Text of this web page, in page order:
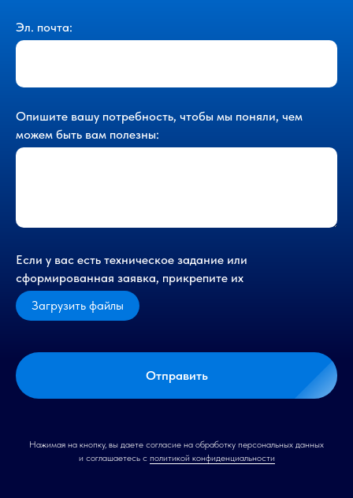
Эл. почта:
Опишите вашу потребность, чтобы мы поняли, чем
можем быть вам полезны:
Если у вас есть техническое задание или
сформированная заявка, прикрепите их
Загрузить файлы
Отправить
Нажимая на кнопку, вы даете согласие на обработку персональных данных
и соглашаетесь c политикой конфиденциальности